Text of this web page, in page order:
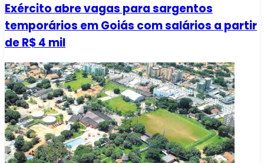
Exército abre vagas para sargentos
temporários em Goiás com salários a partir
de R$ 4 mil